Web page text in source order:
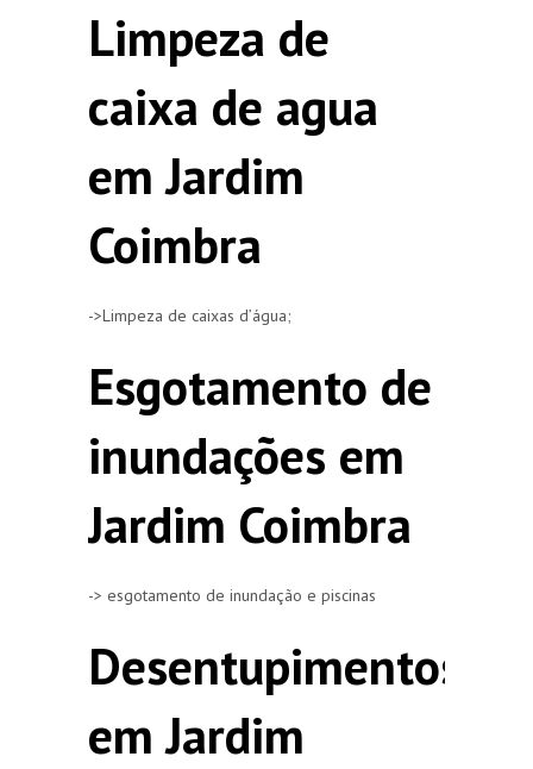
Limpeza de
caixa de agua
em Jardim
Coimbra
->Limpeza de caixas d’água;
Esgotamento de
inundações em
Jardim Coimbra
-> esgotamento de inundação e piscinas
Desentupimentos
em Jardim